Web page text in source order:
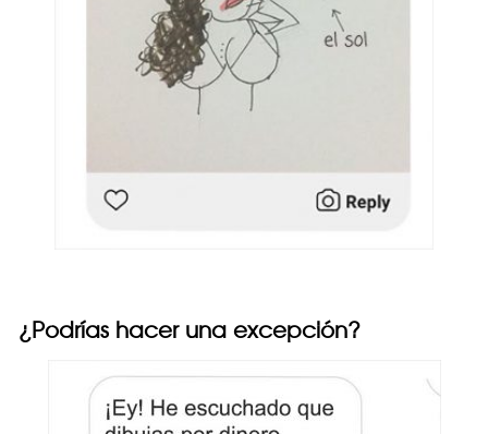
¿Podrías hacer una excepción?